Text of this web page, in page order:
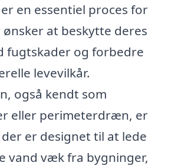
en essentiel proces for
at beskytte deres
fugtskader og forbedre
levevilkår.
også kendt som
eller perimeterdræn, er
er designet til at lede
vand væk fra bygninger,